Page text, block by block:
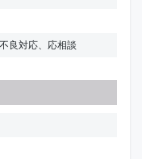
良対応、応相談